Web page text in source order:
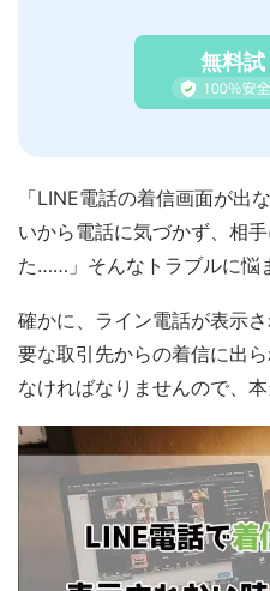
無料試
「LINE電話の着信画面が
いから電話に気づかず、相
た……」そんなトラブルに悩
確かに、ライン電話が表示
要な取引先からの着信に出
なければなりませんので、